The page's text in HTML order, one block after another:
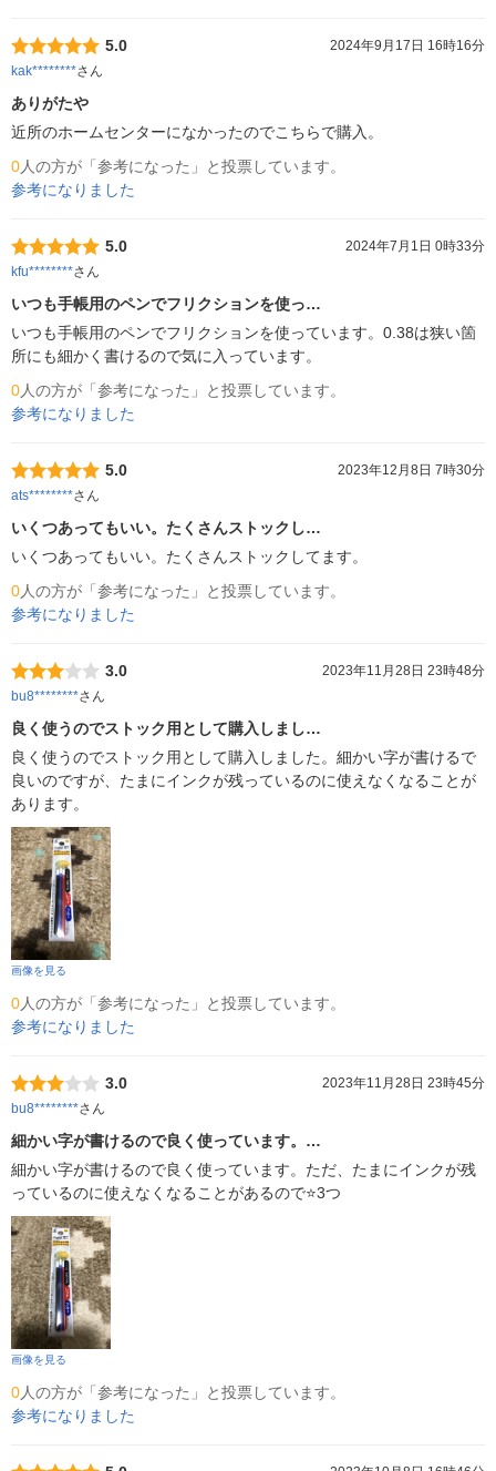
5.0
2024年9月17日 16時16分
kak********さん
ありがたや
0人の方が「参考になった」と投票しています。
参考になりました
5.0
2024年7月1日 0時33分
kfu********さん
いつも手帳用のペンでフリクションを使っ…
いつも手帳用のペンでフリクションを使っています。0.38は狭い箇
所にも細かく書けるので気に入っています。
0人の方が「参考になった」と投票しています。
参考になりました
5.0
2023年12月8日 7時30分
ats********さん
いくつあってもいい。たくさんストックし…
いくつあってもいい。たくさんストックしてます。
0人の方が「参考になった」と投票しています。
参考になりました
3.0
2023年11月28日 23時48分
bu8********さん
良く使うのでストック用として購入しまし…
良く使うのでストック用として購入しました。細かい字が書けるで
良いのですが、たまにインクが残っているのに使えなくなることが
あります。
画像を見る
0人の方が「参考になった」と投票しています。
参考になりました
3.0
2023年11月28日 23時45分
bu8********さん
細かい字が書けるので良く使っています。…
細かい字が書けるので良く使っています。ただ、たまにインクが残
っているのに使えなくなることがあるので⭐️3つ
画像を見る
0人の方が「参考になった」と投票しています。
参考になりました